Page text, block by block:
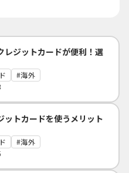
レジットカードが便利！選
海外
ットカードを使うメリット
海外